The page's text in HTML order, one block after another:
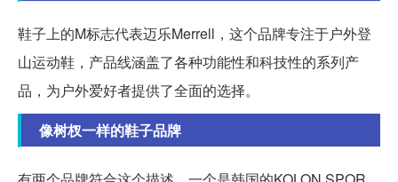
鞋子上的M标志代表迈乐Merrell，这个品牌专注于户外登
山运动鞋，产品线涵盖了各种功能性和科技性的系列产
品，为户外爱好者提供了全面的选择。
像树杈一样的鞋子品牌